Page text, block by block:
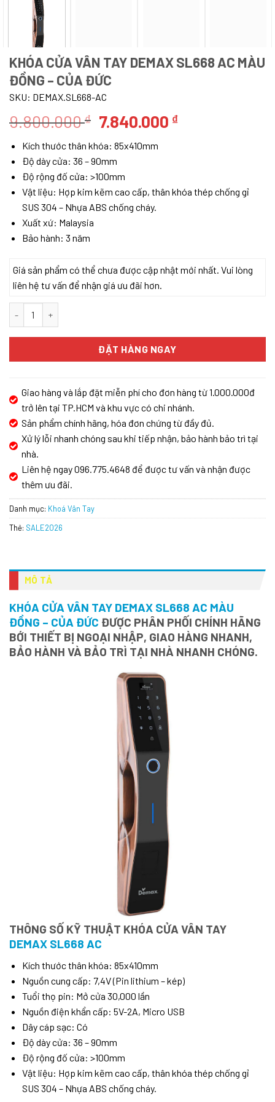
KHÓA CỬA VÂN TAY DEMAX SL668 AC MÀU
ĐỒNG – CỦA ĐỨC
SKU: DEMAX.SL668-AC
9.800.000₫ Giá
là:
9.800.000 ₫.
7.840.000 ₫Giá
7.840.000 ₫.
Kích thước thân khóa: 85x410mm
Độ dày cửa: 36 – 90mm
Độ rộng đố cửa: >100mm
Vật liệu: Hợp kim kẽm cao cấp, thân khóa thép chống gỉ
SUS 304 – Nhựa ABS chống cháy.
Xuất xứ: Malaysia
Bảo hành: 3 năm
Giá sản phẩm có thể chưa được cập nhật mới nhất. Vui lòng
liên hệ tư vấn để nhận giá ưu đãi hơn.
ĐẶT HÀNG NGAY
Giao hàng và lắp đặt miễn phí cho đơn hàng từ 1.000.000đ
trở lên tại TP.HCM và khu vực có chi nhánh.
Sản phẩm chính hãng, hóa đơn chứng từ đầy đủ.
Xử lý lỗi nhanh chóng sau khi tiếp nhận, bảo hành bảo trì tại
nhà.
Liên hệ ngay 096.775.4648 để được tư vấn và nhận được
thêm ưu đãi.
Danh mục: Khoá Vân Tay
Thẻ: SALE2026
MÔ TẢ
KHÓA CỬA VÂN TAY DEMAX SL668 AC MÀU
ĐỒNG – CỦA ĐỨC ĐƯỢC PHÂN PHỐI CHÍNH HÃNG
BỚI THIẾT BỊ NGOẠI NHẬP, GIAO HÀNG NHANH,
BẢO HÀNH VÀ BẢO TRÌ TẠI NHÀ NHANH CHÓNG.
THÔNG SỐ KỸ THUẬT KHÓA CỬA VÂN TAY
DEMAX SL668 AC
Kích thước thân khóa: 85x410mm
Nguồn cung cấp: 7,4V (Pin lithium – kép)
Tuổi thọ pin: Mở cửa 30,000 lần
Nguồn điện khẩn cấp: 5V-2A, Micro USB
Dây cáp sạc: Có
Độ dày cửa: 36 – 90mm
Độ rộng đố cửa: >100mm
Vật liệu: Hợp kim kẽm cao cấp, thân khóa thép chống gỉ
SUS 304 – Nhựa ABS chống cháy.